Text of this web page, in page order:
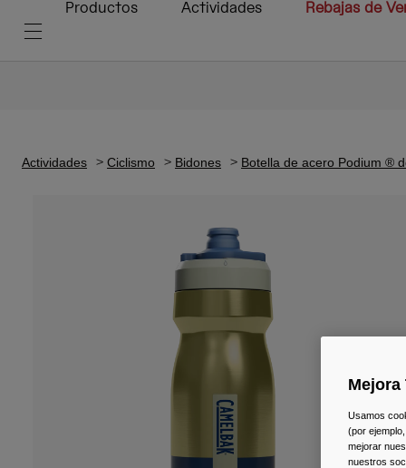
Productos Actividades Rebajas de
Actividades Ciclismo Bidones Botella de acero Podium ®
Mejora
Usamos
(por
mejorar
nuestros